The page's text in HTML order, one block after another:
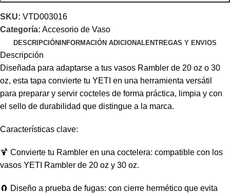
SKU: VTD003016
Categoría: Accesorio de Vaso
DESCRIPCIÓNINFORMACIÓN ADICIONALENTREGAS Y ENVIOS
Descripción
Diseñada para adaptarse a tus vasos Rambler de 20 oz o 30
oz, esta tapa convierte tu YETI en una herramienta versátil
para preparar y servir cocteles de forma práctica, limpia y con
el sello de durabilidad que distingue a la marca.
Características clave:
🍹 Convierte tu Rambler en una coctelera: compatible con los
vasos YETI Rambler de 20 oz y 30 oz.
🧲 Diseño a prueba de fugas: con cierre hermético que evita